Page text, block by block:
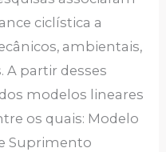
ciclística a
ambientais,
A partir desses
modelos lineares
os quais: Modelo
Suprimento